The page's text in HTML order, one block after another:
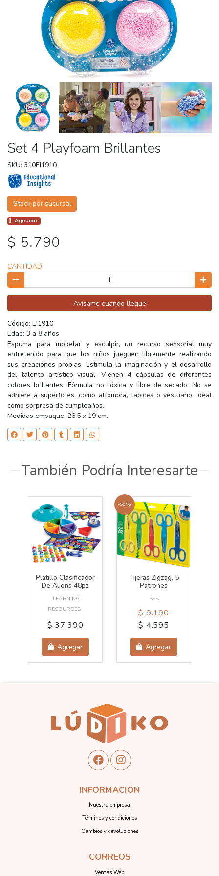
Set 4 Playfoam Brillantes
SKU: 310EI1910
Stock por sucursal
Agotado.
$ 5.790
CANTIDAD
Avísame cuando llegue
Código: EI1910
Edad: 3 a 8 años
Espuma para modelar y esculpir, un recurso sensorial muy
entretenido para que los niños jueguen libremente realizando
sus creaciones propias. Estimula la imaginación y el desarrollo
del talento artístico visual. Vienen 4 cápsulas de diferentes
colores brillantes. Fórmula no tóxica y libre de secado. No se
adhiere a superficies, como alfombra, tapices o vestuario. Ideal
como sorpresa de cumpleaños.
Medidas empaque: 26.5 x 19 cm.
También Podría Interesarte
Platillo Clasificador
De Aliens 48pz
LEARNING
RESOURCES
$ 37.390
Agregar
-50%
Tijeras Zigzag, 5
Patrones
SES
$ 9.190
$ 4.595
Agregar
INFORMACIÓN
Nuestra empresa
Términos y condiciones
Cambios y devoluciones
CORREOS
Ventas Web